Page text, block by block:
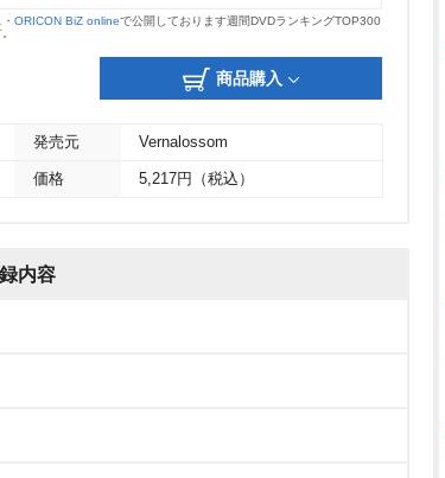
ORICON BiZ onlineで公開しております週間DVDランキングTOP300
商品購入
発売元 Vernalossom
価格 5,217円（税込）
内容